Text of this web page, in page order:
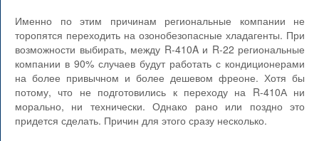
Именно по этим причинам региональные компании не
торопятся переходить на озонобезопасные хладагенты. При
возможности выбирать, между R-410A и R-22 региональные
компании в 90% случаев будут работать с кондиционерами
на более привычном и более дешевом фреоне. Хотя бы
потому, что не подготовились к переходу на R-410А ни
морально, ни технически. Однако рано или поздно это
придется сделать. Причин для этого сразу несколько.